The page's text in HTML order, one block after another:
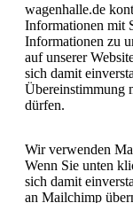
wagenhalle.de
Informationen mit
Informationen zu
auf unserer
sich damit
Übereinstimmung
dürfen.
Wir verwenden
Wenn Sie unten
sich damit
an Mailchimp